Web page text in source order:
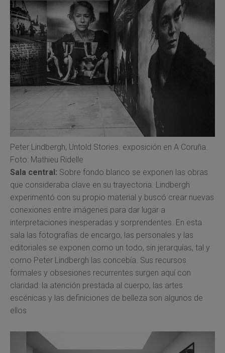
Peter Lindbergh, Untold Stories. exposición en A Coruña.
Foto: Mathieu Ridelle
Sala central: Sobre fondo blanco se exponen las obras
que consideraba clave en su trayectoria. Lindbergh
experimentó con su propio material y buscó crear nuevas
conexiones entre imágenes para dar lugar a
interpretaciones inesperadas y sorprendentes. En esta
sala las fotografías de encargo, las personales y las
editoriales se exponen como un todo, sin jerarquías, tal y
como Peter Lindbergh las concebía. Sus recursos
formales y obsesiones recurrentes surgen aquí con
claridad: la atención prestada al cuerpo, las artes
escénicas y las definiciones de belleza son algunos de
ellos